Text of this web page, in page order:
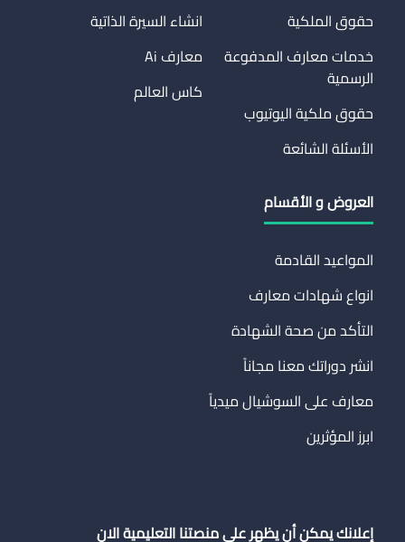
حقوق الملكية
خدمات معارف المدفوعة
الرسمية
حقوق ملكية اليوتيوب
الأسئلة الشائعة
انشاء السيرة الذاتية
معارف Ai
كاس العالم
العروض و الأقسام
المواعيد القادمة
انواع شهادات معارف
التأكد من صحة الشهادة
انشر دوراتك معنا مجاناً
معارف على السوشيال ميدياً
ابرز المؤثرين
إعلانك يمكن أن يظهر على منصتنا التعليمية الان